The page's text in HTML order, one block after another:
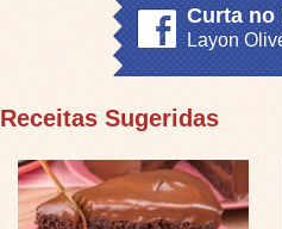
Curta no
Layon
Receitas Sugeridas